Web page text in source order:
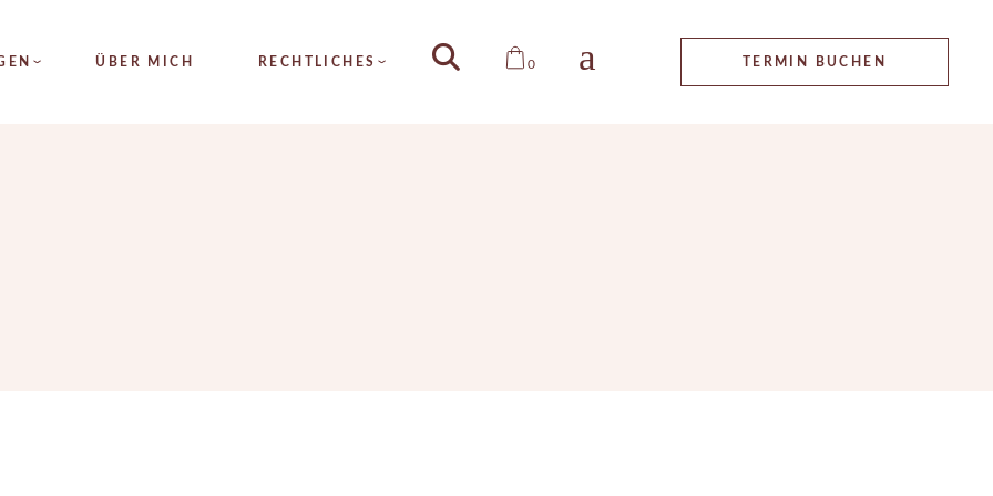
ÜBER MICH RECHTLICHES 0 TERMIN BUCHEN
ALLGEMEINE
GESCHÄFTSBEDINGUNGEN